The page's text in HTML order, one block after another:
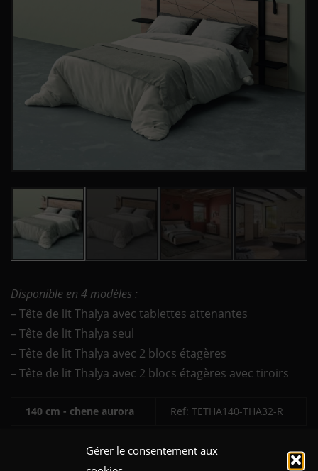
Gérer le consentement aux
Disponible en 4 modèles :
– Tête de lit Thalya avec tablettes attenantes
– Tête de lit Thalya seul
– Tête de lit Thalya avec 2 blocs étagères
– Tête de lit Thalya avec 2 blocs étagères avec tiroirs
140 cm - chene aurora Ref: TETHA140-THA32-R
140 cm - olmo sabi Ref: TETHA140-THA32-O